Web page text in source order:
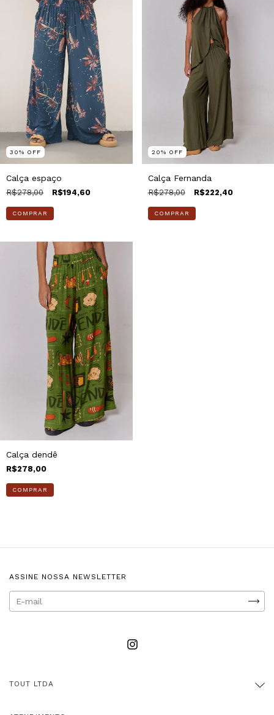
30% OFF
Calça espaço
R$278,00 R$194,60
COMPRAR
20% OFF
Calça Fernanda
R$278,00 R$222,40
COMPRAR
Calça dendê
R$278,00
COMPRAR
ASSINE NOSSA NEWSLETTER
TOUT LTDA